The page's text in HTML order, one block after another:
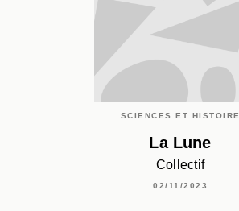
SCIENCES ET HISTOIRE
La Lune
Collectif
02/11/2023